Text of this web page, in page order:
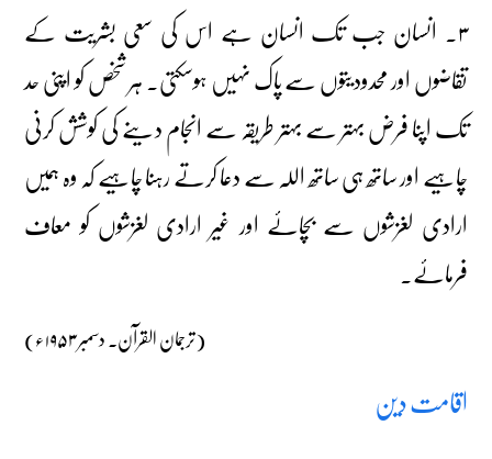
۳۔ انسان جب تک انسان ہے اس کی سعی بشریت کے
تقاضوں اور محدودیتوں سے پاک نہیں ہوسکتی۔ ہر شخص کو اپنی حد
تک اپنا فرض بہتر سے بہتر طریقہ سے انجام دینے کی کوشش کرنی
چاہیے اور ساتھ ہی ساتھ اللہ سے دعا کرتے رہنا چاہیے کہ وہ ہمیں
ارادی لغزشوں سے بچائے اور غیر ارادی لغزشوں کو معاف
فرمائے۔
(ترجمان القرآن۔ دسمبر ۱۹۵۳ء)
اقامت دین